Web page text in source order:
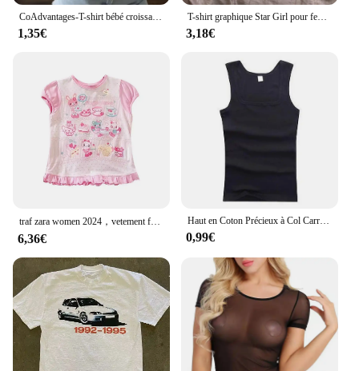
CoAdvantages-T-shirt bébé croissant avec nœud ruban rose imprimé pour femme, vêtements de style carillon, mignon, décontracté, été
1,35€
T-shirt graphique Star Girl pour femmes, vêtements esthétiques, t-shirts gothiques, vêtements vintage des années 90, Y2K, Y-Goth
3,18€
traf zara women 2024，vetement femme，stitch，tee shirt femme，y2k Économie courts College pour femmes, vêtements pour filles japonaises, t-shirts courts colorés, pullover Y2K, mignon et jeune, été, Y-Kawaii
6,36€
Haut en Coton Précieux à Col Carré pour Homme et Femme, Vêtement de Couleur Unie, Noir, Blanc, Gris, Grande Taille, Été
0,99€